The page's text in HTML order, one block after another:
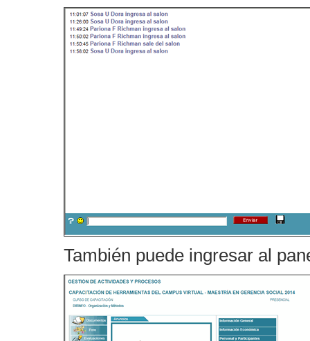
También puede ingresar al